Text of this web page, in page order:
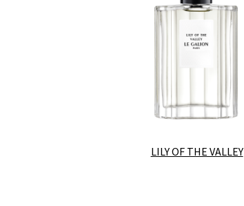
LILY OF THE VALLEY